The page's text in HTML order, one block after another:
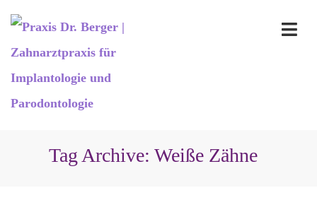
Tag Archive: Weiße Zähne